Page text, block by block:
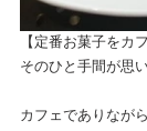
【定番お菓子をカ
そのひと手間が思
カフェでありなが